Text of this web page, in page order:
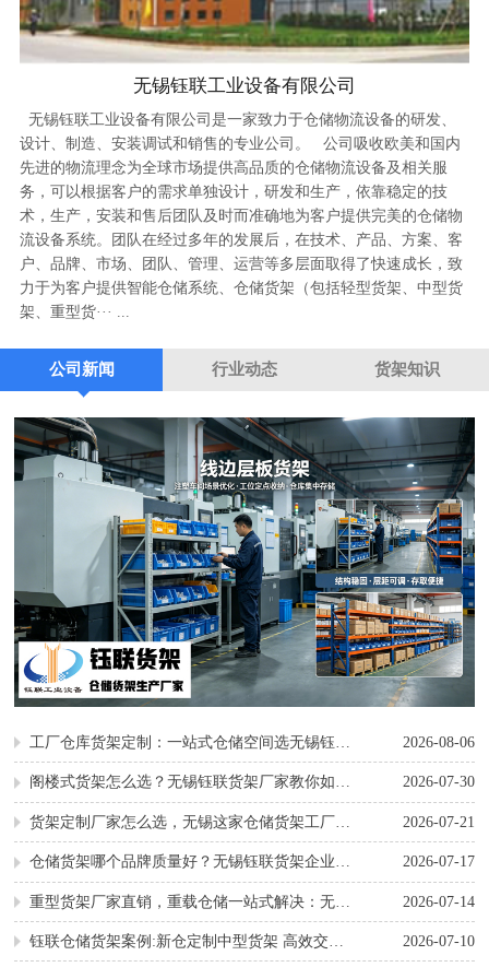
无锡钰联工业设备有限公司
无锡钰联工业设备有限公司是一家致力于仓储物流设备的研发、
设计、制造、安装调试和销售的专业公司。 公司吸收欧美和国内
先进的物流理念为全球市场提供高品质的仓储物流设备及相关服
务，可以根据客户的需求单独设计，研发和生产，依靠稳定的技
术，生产，安装和售后团队及时而准确地为客户提供完美的仓储物
流设备系统。团队在经过多年的发展后，在技术、产品、方案、客
户、品牌、市场、团队、管理、运营等多层面取得了快速成长，致
力于为客户提供智能仓储系统、仓储货架（包括轻型货架、中型货
架、重型货··· ...
公司新闻 行业动态 货架知识
工厂仓库货架定制：一站式仓储空间选无锡钰联工业货架 2026-08-06
阁楼式货架怎么选？无锡钰联货架厂家教你如何避坑 2026-07-30
2026-07-21
仓储货架哪个品牌质量好？无锡钰联货架企业选购不踩坑 2026-07-17
2026-07-14
2026-07-10